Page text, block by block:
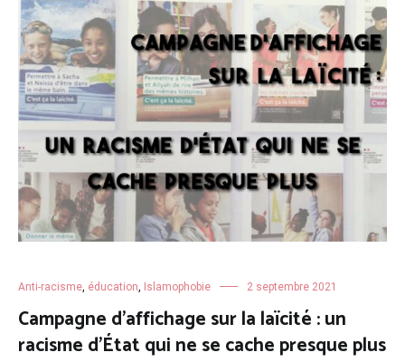
Anti-racisme éducation Islamophobie 2 septembre 2021
Campagne d’affichage sur la laïcité : un
racisme d’État qui ne se cache presque plus